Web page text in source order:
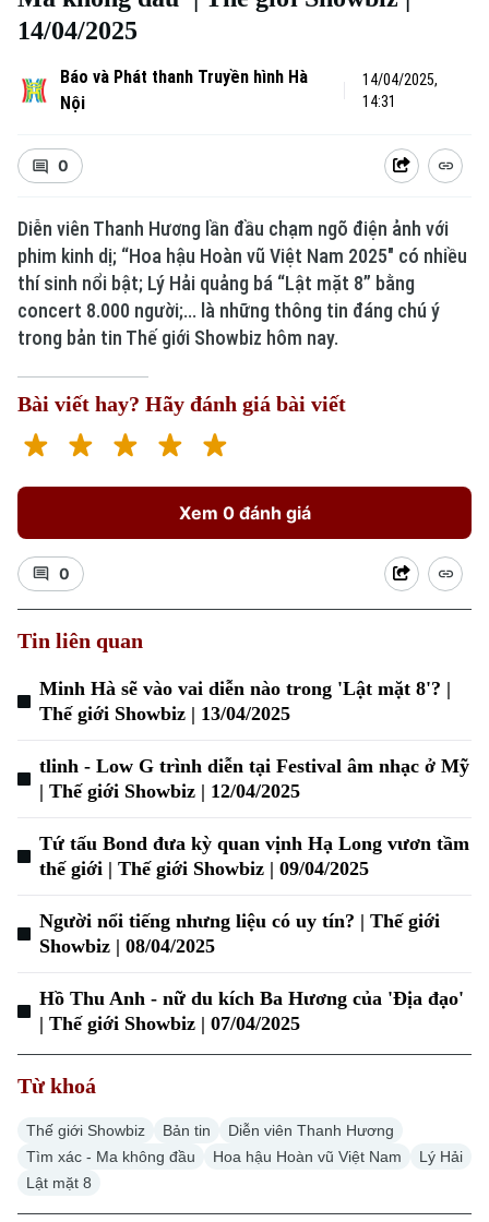
14/04/2025
Báo và Phát thanh Truyền hình Hà
Nội
14/04/2025,
14:31
0
Diễn viên Thanh Hương lần đầu chạm ngõ điện ảnh với
phim kinh dị; “Hoa hậu Hoàn vũ Việt Nam 2025" có nhiều
thí sinh nổi bật; Lý Hải quảng bá “Lật mặt 8” bằng
concert 8.000 người;... là những thông tin đáng chú ý
trong bản tin Thế giới Showbiz hôm nay.
Bài viết hay? Hãy đánh giá bài viết
Xem 0 đánh giá
0
Tin liên quan
Minh Hà sẽ vào vai diễn nào trong 'Lật mặt 8'? |
Thế giới Showbiz | 13/04/2025
tlinh - Low G trình diễn tại Festival âm nhạc ở Mỹ
| Thế giới Showbiz | 12/04/2025
Tứ tấu Bond đưa kỳ quan vịnh Hạ Long vươn tầm
thế giới | Thế giới Showbiz | 09/04/2025
Người nổi tiếng nhưng liệu có uy tín? | Thế giới
Showbiz | 08/04/2025
Hồ Thu Anh - nữ du kích Ba Hương của 'Địa đạo'
| Thế giới Showbiz | 07/04/2025
Từ khoá
Thế giới Showbiz Bản tin
Diễn viên Thanh Hương
Tìm xác - Ma không đầu
Hoa hậu Hoàn vũ Việt Nam
Lý Hải
Lật mặt 8